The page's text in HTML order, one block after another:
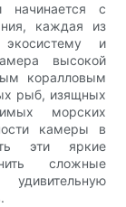
начинается с
каждая из
и
высокой
коралловым
рыб, изящных
морских
камеры в
эти яркие
сложные